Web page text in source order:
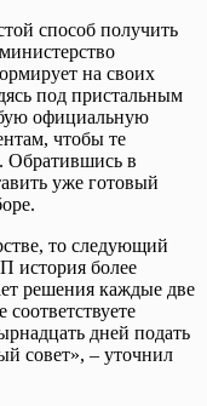
способ получить
на своих
под пристальным
официальную
чтобы те
Обратившись в
уже готовый
то следующий
история более
решения каждые две
дней подать
совет», – уточнил